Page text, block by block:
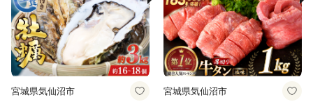
宮城県気仙沼市 宮城県気仙沼市